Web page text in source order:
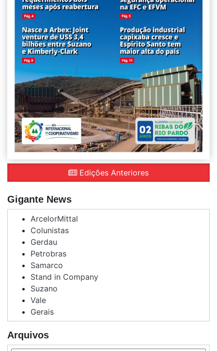
Edições Anteriores
Gigante News
ArcelorMittal
Colunistas
Gerdau
Petrobras
Samarco
Stand in Company
Suzano
Vale
Gerais
Arquivos